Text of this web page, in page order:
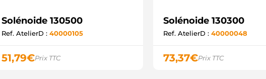
Solénoide 130500
Ref. AtelierD : 40000105
51,79€Prix TTC
Solénoide 130300
Ref. AtelierD : 40000048
73,37€Prix TTC